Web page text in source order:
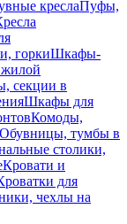
креслаПуфы,
горкиШкафы-
секции в
Шкафы для
Комоды,
Обувницы, тумбы в
столики,
Кровати и
для
чехлы на